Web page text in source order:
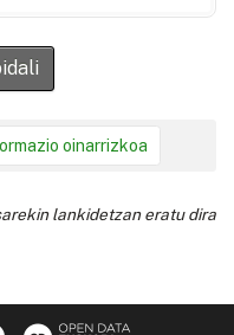
oinarrizkoa
lankidetzan eratu dira